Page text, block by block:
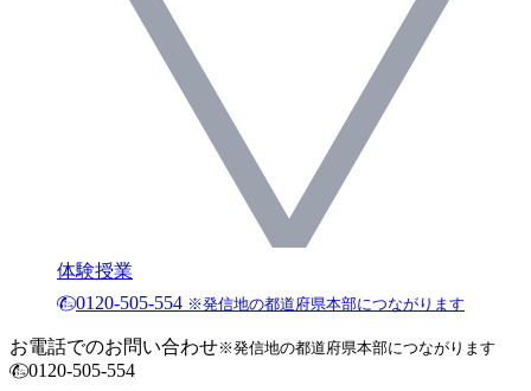
体験授業
0120-505-554 ※発信地の都道府県本部につながります
お電話でのお問い合わせ※発信地の都道府県本部につながります
0120-505-554